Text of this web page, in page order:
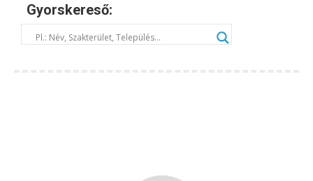
Gyorskereső: